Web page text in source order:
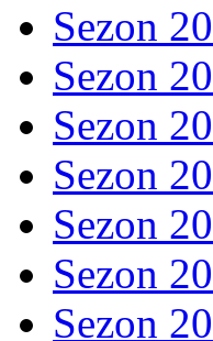
Sezon
Sezon
Sezon
Sezon
Sezon
Sezon
Sezon